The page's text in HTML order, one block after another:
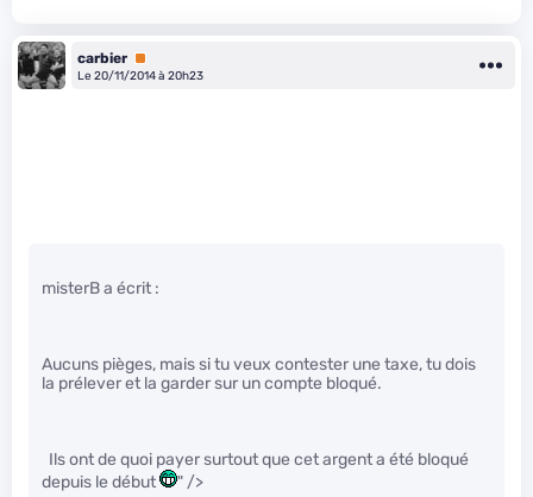
carbier Premium
Le 20/11/2014 à 20h23
misterB a écrit :
Aucuns pièges, mais si tu veux contester une taxe, tu dois
la prélever et la garder sur un compte bloqué.
Ils ont de quoi payer surtout que cet argent a été bloqué
depuis le début
" />